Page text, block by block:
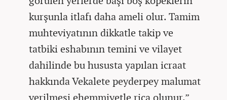
kurşunla itlafı daha ameli olur. Tamim
muhteviyatının dikkatle takip ve
tatbiki eshabının temini ve vilayet
dahilinde bu hususta yapılan icraat
hakkında Vekalete peyderpey malumat
verilmesi ehemmiyetle rica olunur.”